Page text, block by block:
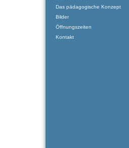
Das pädagogische Konzept
Bilder
Öffnungszeiten
Kontakt